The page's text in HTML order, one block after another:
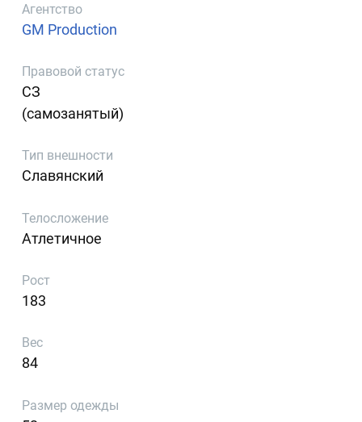
Агентство
GM Production
Правовой статус
СЗ
(самозанятый)
Тип внешности
Славянский
Телосложение
Атлетичное
Рост
183
Вес
84
Размер одежды